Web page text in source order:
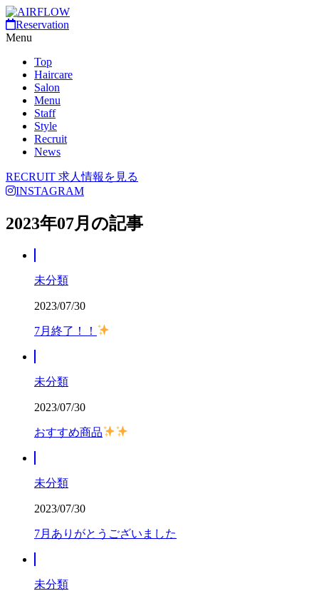
Reservation
Menu
Top
Haircare
Salon
Menu
Staff
Style
Recruit
News
RECRUIT 求人情報を見る
INSTAGRAM
2023年07月の記事
未分類
2023/07/30
7月終了！！
未分類
2023/07/30
おすすめ商品
未分類
2023/07/30
7月ありがとうございました
未分類